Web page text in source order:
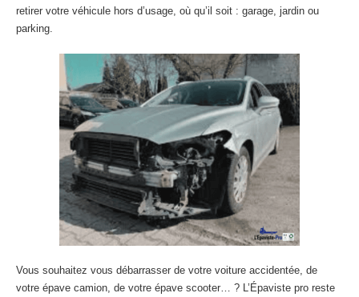
Centreagréé VHU Paris 75 : casse auto avec destruction
Centreagréé VHU 77 : casse auto avec destruction
Centreagréé VHU 78 : casse auto avec destruction
Centreagréé VHU 91 : casse auto avec destruction
Centreagréé VHU 92 : casse auto avec destruction
Centreagréé VHU 93 : casse auto avec destruction
Centreagréé VHU 94 : casse auto avec destruction
Centreagréé VHU 95 : casse auto avec destruction
retirer votre véhicule hors d’usage, où qu’il soit : garage, jardin ou
parking.
Vous souhaitez vous débarrasser de votre voiture accidentée, de
votre épave camion, de votre épave scooter… ? L’Épaviste pro reste